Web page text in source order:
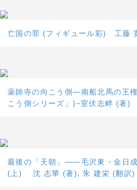
亡国の罪 (フィギュール彩) 工藤
薬師寺の向こう側―南船北馬の王
こう側シリーズ」)–室伏志畔 (著)
最後の「天朝」――毛沢東・金日
(上) 沈 志華 (著), 朱 建栄 (翻訳)